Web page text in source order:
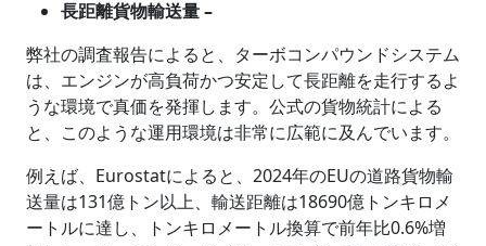
長距離貨物輸送量 –
弊社の調査報告によると、ターボコンパウンドシステム
は、エンジンが高負荷かつ安定して長距離を走行するよ
うな環境で真価を発揮します。公式の貨物統計による
と、このような運用環境は非常に広範に及んでいます。
例えば、Eurostatによると、2024年のEUの道路貨物輸
送量は131億トン以上、輸送距離は18690億トンキロメ
ートルに達し、トンキロメートル換算で前年比0.6%増